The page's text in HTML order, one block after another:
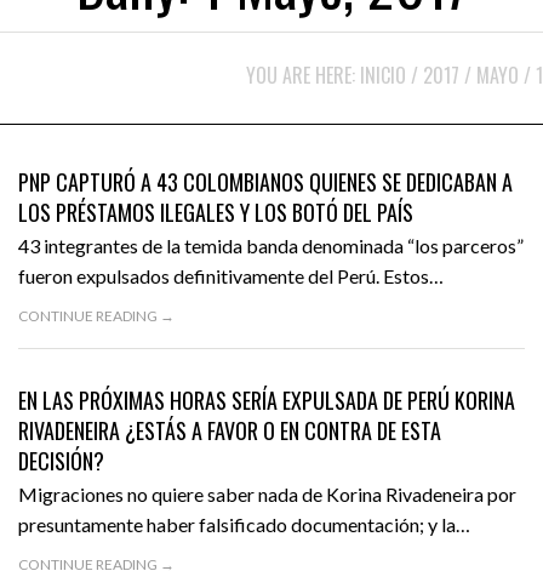
YOU ARE HERE: INICIO / 2017 / MAYO / 1
PNP CAPTURÓ A 43 COLOMBIANOS QUIENES SE DEDICABAN A
LOS PRÉSTAMOS ILEGALES Y LOS BOTÓ DEL PAÍS
43 integrantes de la temida banda denominada “los parceros”
fueron expulsados definitivamente del Perú. Estos…
CONTINUE READING →
1 MAYO, 2017
EN LAS PRÓXIMAS HORAS SERÍA EXPULSADA DE PERÚ KORINA
RIVADENEIRA ¿ESTÁS A FAVOR O EN CONTRA DE ESTA
DECISIÓN?
Migraciones no quiere saber nada de Korina Rivadeneira por
presuntamente haber falsificado documentación; y la…
CONTINUE READING →